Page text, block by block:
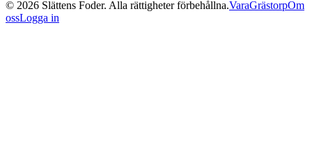
© 2026 Slättens Foder. Alla rättigheter förbehållna.VaraGrästorpOm
ossLogga in